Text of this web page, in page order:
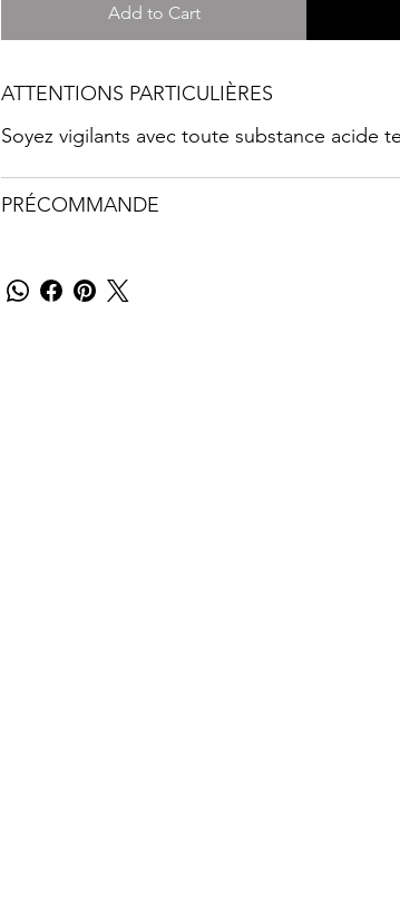
Add to Cart
ATTENTIONS PARTICULIÈRES
Soyez vigilants avec toute substance acide
PRÉCOMMANDE